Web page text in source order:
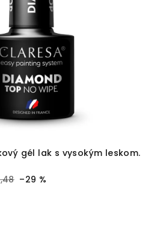
gél lak s vysokým leskom.
–29 %